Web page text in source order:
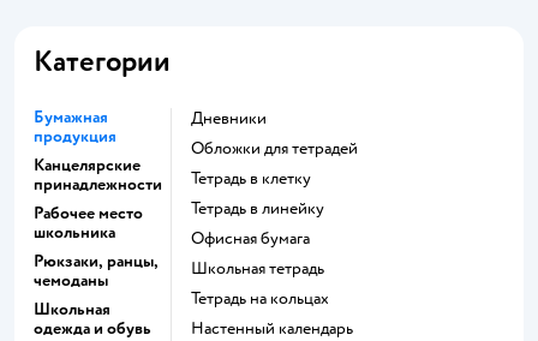
Категории
Бумажная
продукция
Канцелярские
принадлежности
Рабочее место
школьника
Рюкзаки, ранцы,
чемоданы
Школьная
одежда и обувь
Дневники
Обложки для тетрадей
Тетрадь в клетку
Тетрадь в линейку
Офисная бумага
Школьная тетрадь
Тетрадь на кольцах
Настенный календарь